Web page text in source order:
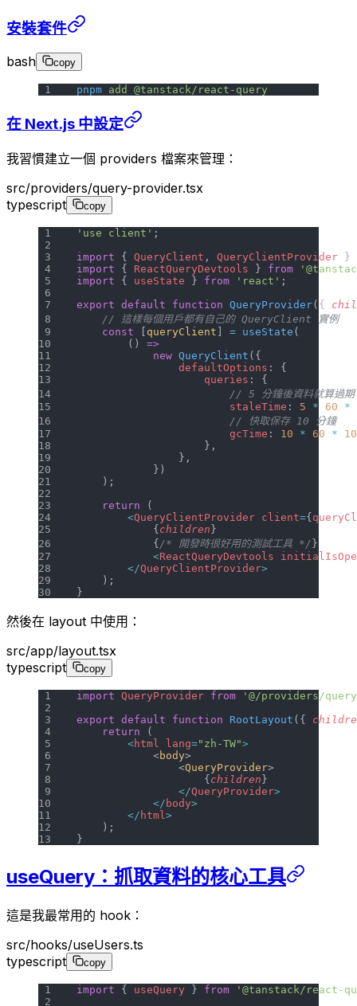
安裝套件
bash copy
pnpm add @tanstack/react-query
在 Next.js 中設定
我習慣建立一個 providers 檔案來管理：
src/providers/query-provider.tsx
typescript
copy
'use client' ;
import { QueryClient , QueryClientProvider }
import { ReactQueryDevtools } from
import { useState } from 'react' ;
export default function QueryProvider({
    // 這樣每個用戶都有自己的 QueryClient 實例
    const
queryClient = useState (
        ()
=>
            new
QueryClient ({
                defaultOptions
: {
                    queries
: {
                        // 5 分鐘後資料就算過期
                        staleTime
: 5 * 60 *
                        // 快取保存 10 分鐘
                        gcTime
: 10 * 60 *
                    },
                },
            })
    );
    return
(
        <
QueryClientProvider client={
            {
children }
            {
/* 開發時很好用的測試工具 */ }
            <
ReactQueryDevtools
        </
QueryClientProvider>
    );
}
然後在 layout 中使用：
src/app/layout.tsx
typescript
copy
import QueryProvider from '@/providers/
export default function RootLayout ({
    return
(
        <
html lang="zh-TW">
            <
body>
                <
QueryProvider>
                    {
children }
                </
QueryProvider>
            </
body>
        </
html>
    );
}
useQuery：抓取資料的核心工具
這是我最常用的 hook：
src/hooks/useUsers.ts
typescript
copy
import { useQuery } from '@tanstack/react-